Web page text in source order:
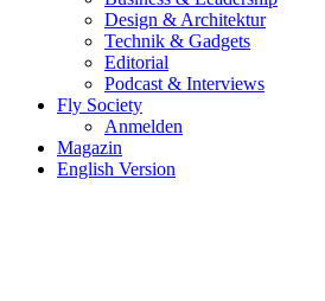
Design & Architektur
Technik & Gadgets
Editorial
Podcast & Interviews
Fly Society
Anmelden
Magazin
English Version